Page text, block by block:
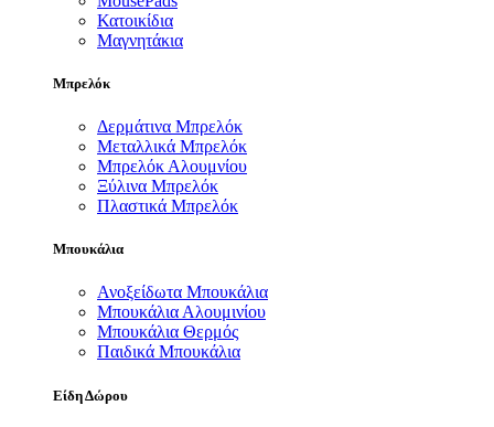
Κατοικίδια
Μαγνητάκια
Μπρελόκ
Δερμάτινα Μπρελόκ
Μεταλλικά Μπρελόκ
Μπρελόκ Αλουμνίου
Ξύλινα Μπρελόκ
Πλαστικά Μπρελόκ
Μπουκάλια
Ανοξείδωτα Μπουκάλια
Μπουκάλια Αλουμινίου
Μπουκάλια Θερμός
Παιδικά Μπουκάλια
Είδη Δώρου